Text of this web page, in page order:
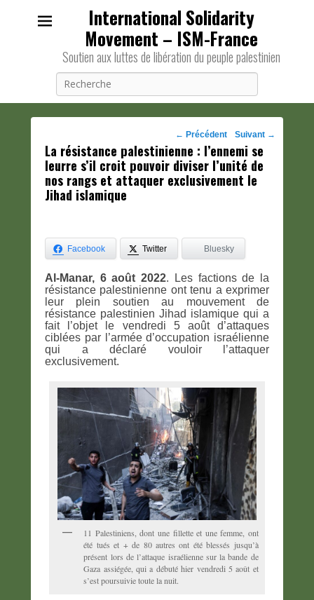
International Solidarity
Movement – ISM-France
Soutien aux luttes de libération du peuple palestinien
Navigation
des
posts
← Précédent Suivant →
La résistance palestinienne : l’ennemi se
leurre s’il croit pouvoir diviser l’unité de
nos rangs et attaquer exclusivement le
Jihad islamique
Facebook Twitter Bluesky
Al-Manar, 6 août 2022. Les factions de la
résistance palestinienne ont tenu a exprimer
leur plein soutien au mouvement de
résistance palestinien Jihad islamique qui a
fait l’objet le vendredi 5 août d’attaques
ciblées par l’armée d’occupation israélienne
qui a déclaré vouloir l’attaquer
exclusivement.
11 Palestiniens, dont une fillette et une femme, ont
été tués et + de 80 autres ont été blessés jusqu’à
présent lors de l’attaque israélienne sur la bande de
Gaza assiégée, qui a débuté hier vendredi 5 août et
s’est poursuivie toute la nuit.